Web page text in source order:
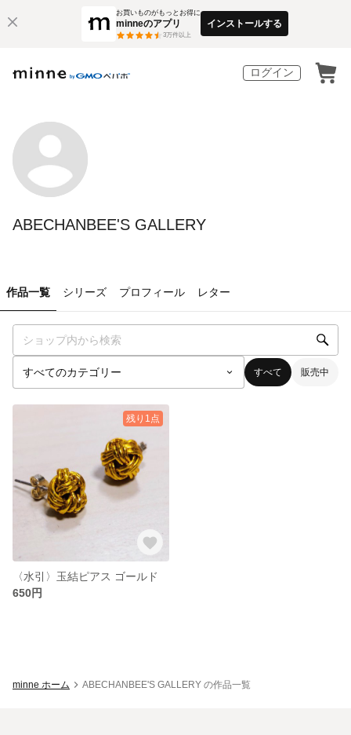
お買いものがもっとお得に
minneのアプリ
3万件以上
インストールする
ログイン
ABECHANBEE'S GALLERY
作品一覧 シリーズ プロフィール レター
すべて 販売中
残り1点
〈水引〉玉結ピアス ゴールド
650円
minne ホーム ABECHANBEE'S GALLERY の作品一覧